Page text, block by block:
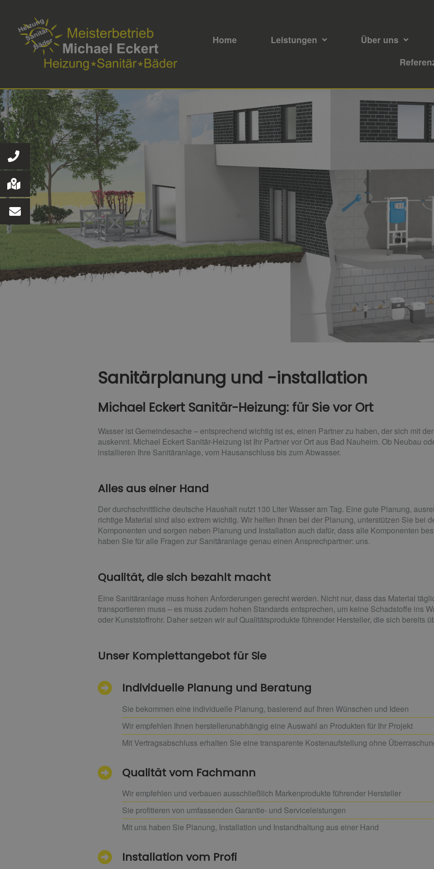
Home Leistungen
Über uns
Sanitärplanung und -installation
Michael Eckert Sanitär-Heizung: für Sie vor Ort
Wasser ist Gemeindesache – entsprechend wichtig ist es, einen Partner zu haben, der sich mit
auskennt. Michael Eckert Sanitär-Heizung ist Ihr Partner vor Ort aus Bad Nauheim. Ob Neubau
installieren Ihre Sanitäranlage, vom Hausanschluss bis zum Abwasser.
Alles aus einer Hand
Der durchschnittliche deutsche Haushalt nutzt 130 Liter Wasser am Tag. Eine gute Planung,
richtige Material sind also extrem wichtig. Wir helfen Ihnen bei der Planung, unterstützen Sie bei
Komponenten und sorgen neben Planung und Installation auch dafür, dass alle Komponenten
haben Sie für alle Fragen zur Sanitäranlage genau einen Ansprechpartner: uns.
Qualität, die sich bezahlt macht
Eine Sanitäranlage muss hohen Anforderungen gerecht werden. Nicht nur, dass das Material
transportieren muss – es muss zudem hohen Standards entsprechen, um keine Schadstoffe ins
oder Kunststoffrohr. Daher setzen wir auf Qualitätsprodukte führender Hersteller, die sich bereits
Unser Komplettangebot für Sie
Individuelle Planung und Beratung
Sie bekommen eine individuelle Planung, basierend auf Ihren Wünschen und Ideen
Wir empfehlen Ihnen herstellerunabhängig eine Auswahl an Produkten für Ihr Projekt
Mit Vertragsabschluss erhalten Sie eine transparente Kostenaufstellung ohne
Qualität vom Fachmann
Wir empfehlen und verbauen ausschließlich Markenprodukte führender Hersteller
Sie profitieren von umfassenden Garantie- und Serviceleistungen
Mit uns haben Sie Planung, Installation und Instandhaltung aus einer Hand
Installation vom Profi